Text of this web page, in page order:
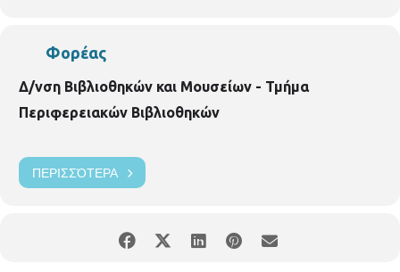
το κοινό.
Φορέας
Δ/νση Βιβλιοθηκών και Μουσείων - Τμήμα
Περιφερειακών Βιβλιοθηκών
ΠΕΡΙΣΣΌΤΕΡΑ